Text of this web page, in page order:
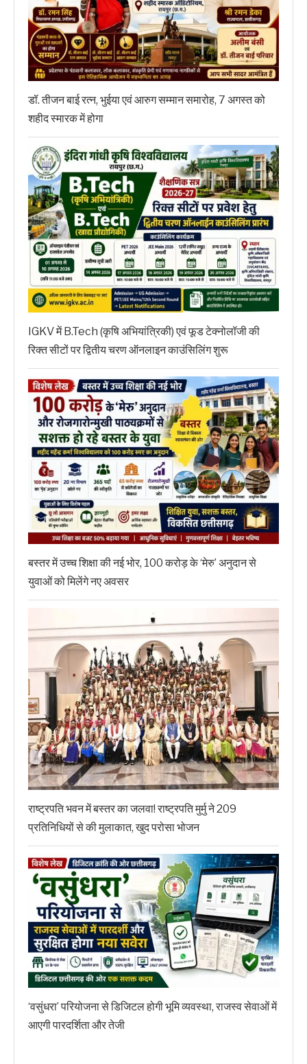
डॉ. तीजन बाई रत्न, भुईया एवं आरुग सम्मान समारोह, 7 अगस्त को
शहीद स्मारक में होगा
IGKV में B.Tech (कृषि अभियांत्रिकी) एवं फूड टेक्नोलॉजी की
रिक्त सीटों पर द्वितीय चरण ऑनलाइन काउंसिलिंग शुरू
बस्तर में उच्च शिक्षा की नई भोर, 100 करोड़ के ‘मेरु’ अनुदान से
युवाओं को मिलेंगे नए अवसर
राष्ट्रपति भवन में बस्तर का जलवा! राष्ट्रपति मुर्मु ने 209
प्रतिनिधियों से की मुलाकात, खुद परोसा भोजन
‘वसुंधरा’ परियोजना से डिजिटल होगी भूमि व्यवस्था, राजस्व सेवाओं में
आएगी पारदर्शिता और तेजी